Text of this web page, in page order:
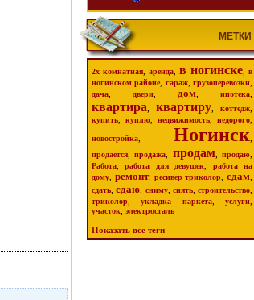
МЕТКИ
2х комнатная аренда в ногинске
в
ногинском районе
гараж,грузоперевозки
дача двери дом ипотека
квартира квартиру коттедж
купить куплю недвижимость недорого
новостройка Ногинск
продаётся ,продажа продам,продаю
Работа ,работа для девушек
работа на
дому
ремонт, ресивер триколор сдам
сдать ,сдаю сниму, снять, строительство
триколор ,укладка паркета,услуги
участок электросталь
Показать все теги